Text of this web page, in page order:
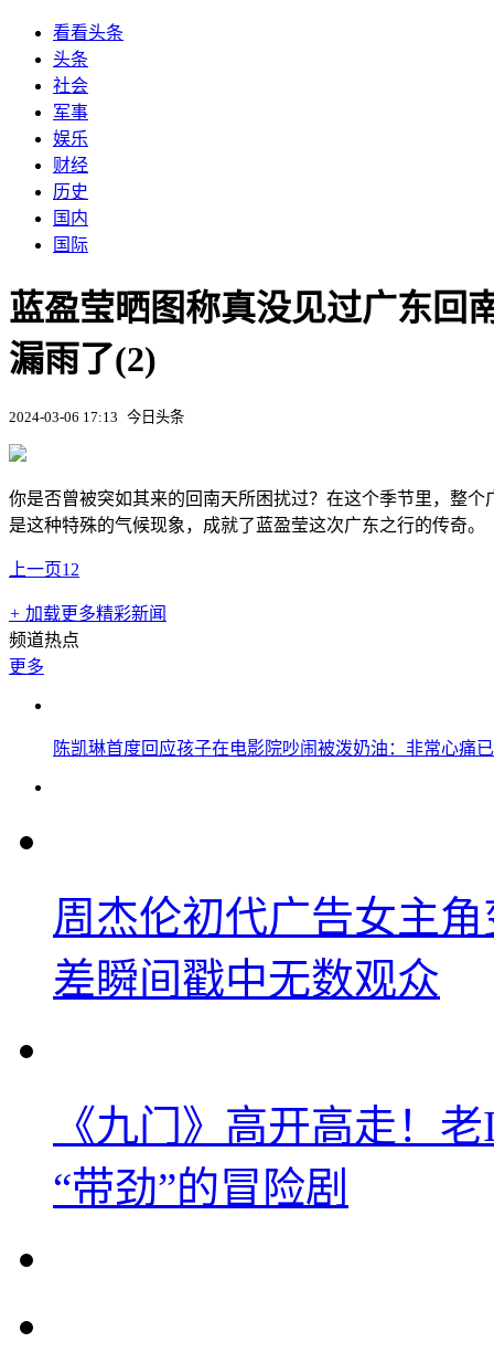
看看头条
头条
社会
军事
娱乐
财经
历史
国内
国际
蓝盈莹晒图称真没见过广东回
漏雨了(2)
2024-03-06 17:13 今日头条
你是否曾被突如其来的回南天所困扰过？在这个季节里，整
是这种特殊的气候现象，成就了蓝盈莹这次广东之行的传奇。
上一页1 2
+ 加载更多精彩新闻
频道热点
更多
陈凯琳首度回应孩子在电影院吵闹被泼奶油：非常心痛
周杰伦初代广告女主
差瞬间戳中无数观众
《九门》高开高走！
“带劲”的冒险剧